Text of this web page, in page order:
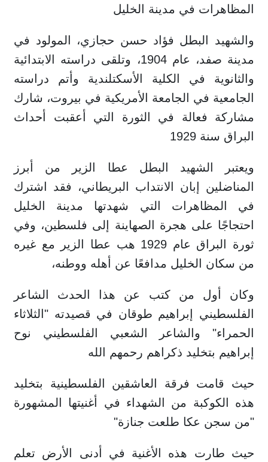
المظاهرات في مدينة الخليل
والشهيد البطل فؤاد حسن حجازي، المولود في
مدينة صفد، عام 1904، وتلقى دراسته الابتدائية
والثانوية في الكلية الأسكتلندية وأتم دراسته
الجامعية في الجامعة الأمريكية في بيروت، شارك
مشاركة فعالة في الثورة التي أعقبت أحداث
البراق سنة 1929
ويعتبر الشهيد البطل عطا الزير من أبرز
المناضلين إبان الانتداب البريطاني، فقد اشترك
في المظاهرات التي شهدتها مدينة الخليل
احتجاجًا على هجرة الصهاينة إلى فلسطين، وفي
ثورة البراق عام 1929 هب عطا الزير مع غيره
من سكان الخليل مدافعًا عن أهله ووطنه،
وكان أول من كتب عن هذا الحدث الشاعر
الفلسطيني إبراهيم طوقان في قصيدته "الثلاثاء
الحمراء" والشاعر الشعبي الفلسطيني نوح
إبراهيم بتخليد ذكراهم رحمهم الله
حيث قامت فرقة العاشقين الفلسطينية بتخليد
هذه الكوكبة من الشهداء في أغنيتها المشهورة
"من سجن عكا طلعت جنازة"
حيث طارت هذه الأغنية في أدنى الأرض تعلم